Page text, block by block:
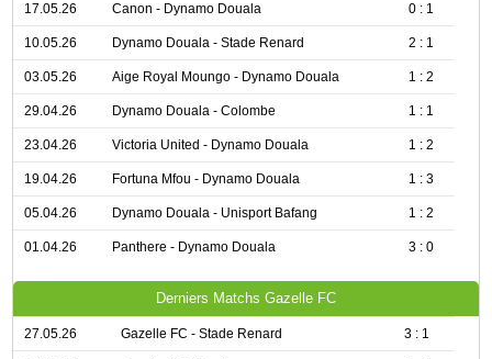
17.05.26 Canon - Dynamo Douala 0 : 1
10.05.26 Dynamo Douala - Stade Renard 2 : 1
03.05.26 Aige Royal Moungo - Dynamo Douala 1 : 2
29.04.26 Dynamo Douala - Colombe 1 : 1
23.04.26 Victoria United - Dynamo Douala 1 : 2
19.04.26 Fortuna Mfou - Dynamo Douala 1 : 3
05.04.26 Dynamo Douala - Unisport Bafang 1 : 2
01.04.26 Panthere - Dynamo Douala 3 : 0
Derniers Matchs Gazelle FC
27.05.26 Gazelle FC - Stade Renard 3 : 1